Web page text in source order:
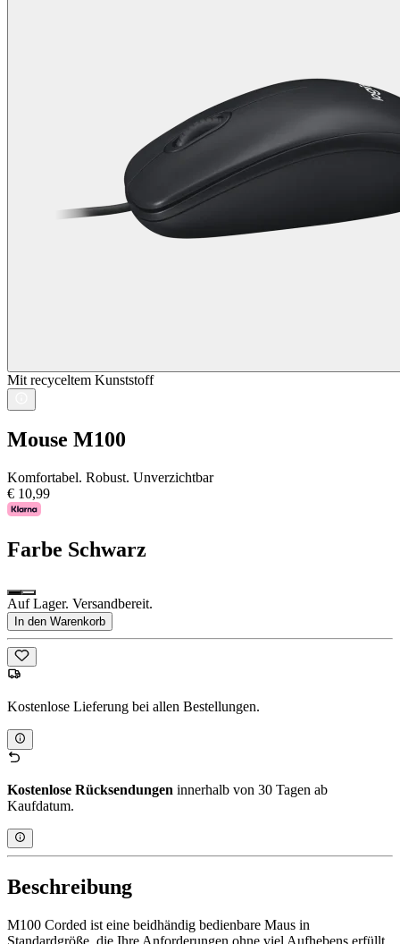
Mit recyceltem Kunststoff
Mouse M100
Komfortabel. Robust. Unverzichtbar
€ 10,99
Farbe Schwarz
Auf Lager. Versandbereit.
In den Warenkorb
Kostenlose Lieferung bei allen Bestellungen.
Kostenlose Rücksendungen innerhalb von 30 Tagen ab
Kaufdatum.
Beschreibung
M100 Corded ist eine beidhändig bedienbare Maus in
Standardgröße, die Ihre Anforderungen ohne viel Aufhebens erfüllt.